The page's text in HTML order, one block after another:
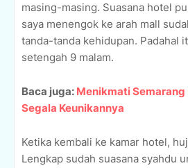
masing-masing. Suasana hotel
saya menengok ke arah mall
tanda-tanda kehidupan. Padahal
setengah 9 malam.
Baca juga: Menikmati
Segala Keunikannya
Ketika kembali ke kamar hotel,
Lengkap sudah suasana syahdu